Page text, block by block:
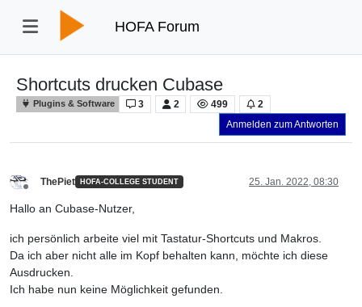
HOFA Forum
Shortcuts drucken Cubase
Plugins & Software 3 2 499
2
Anmelden zum Antworten
ThePiet HOFA-COLLEGE STUDENT 25. Jan. 2022, 08:30
Hallo an Cubase-Nutzer,
ich persönlich arbeite viel mit Tastatur-Shortcuts und Makros.
Da ich aber nicht alle im Kopf behalten kann, möchte ich diese
Ausdrucken.
Ich habe nun keine Möglichkeit gefunden.